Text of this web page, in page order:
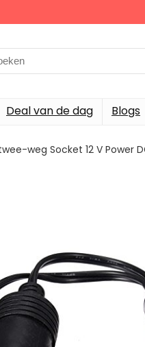
Deal van de dag Blogs
twee-weg Socket 12 V